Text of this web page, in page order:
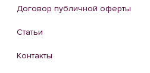
Договор публичной оферты
Статьи
Контакты